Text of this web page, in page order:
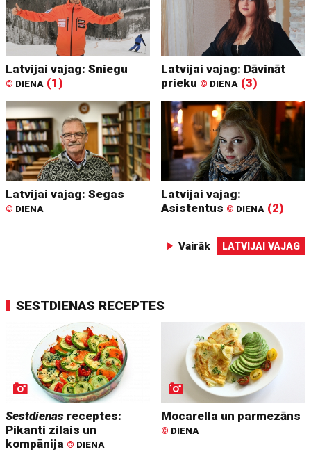
Latvijai vajag: Sniegu
© DIENA (1)
Latvijai vajag: Dāvināt
prieku © DIENA (3)
Latvijai vajag: Segas
© DIENA
Latvijai vajag:
Asistentus © DIENA (2)
Vairāk LATVIJAI VAJAG
SESTDIENAS RECEPTES
Sestdienas receptes:
Pikanti zilais un
kompānija © DIENA
Mocarella un parmezāns
© DIENA